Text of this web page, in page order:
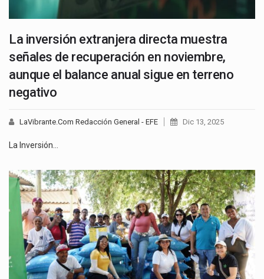
La inversión extranjera directa muestra
señales de recuperación en noviembre,
aunque el balance anual sigue en terreno
negativo
LaVibrante.Com Redacción General - EFE Dic 13, 2025
La Inversión…